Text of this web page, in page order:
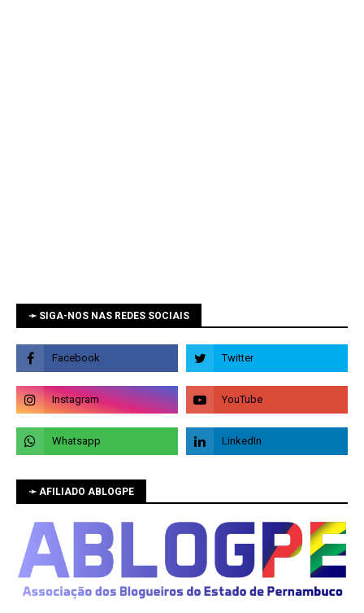
➛ SIGA-NOS NAS REDES SOCIAIS
➛ AFILIADO ABLOGPE